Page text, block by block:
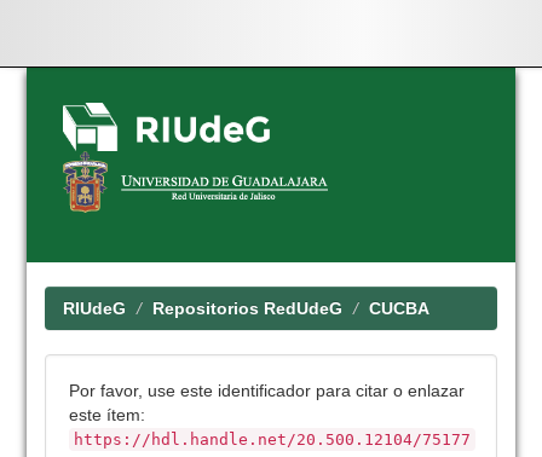
Skip
navigation
RIUdeG Repositorios RedUdeG CUCBA
Por favor, use este identificador para citar o enlazar
este ítem:
https://hdl.handle.net/20.500.12104/75177